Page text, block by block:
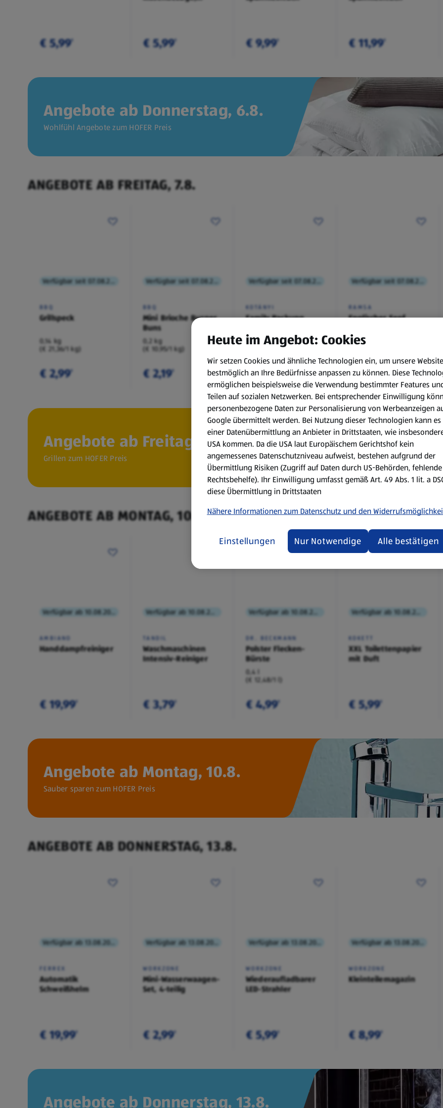
€ 5,99¹ € 5,99¹ € 9,99¹ € 11,99¹
Angebote ab Donnerstag, 6.8.
Wohlfühl Angebote zum HOFER Preis
ANGEBOTE AB FREITAG, 7.8.
BBQ
Grillspeck
0,14 kg
(€ 21,36/1 kg)
€ 2,99¹
BBQ
Mini Brioche Burger
Buns
0,2 kg
(€ 10,95/1 kg)
€ 2,19¹
KOTÁNYI
Family Packung,
Würzmischung
€ 2,49¹
RAMSA
Englischer Senf
0,1 kg
€ 0,99¹˒² € 1,29
Angebote ab Freitag, 7.8.
Grillen zum HOFER Preis
ANGEBOTE AB MONTAG, 10.8.
AMBIANO
Handdampfreiniger
€ 19,99¹
TANDIL
Waschmaschinen
Intensiv-Reiniger
€ 3,79¹
DR. BECKMANN
Polster Flecken-
Bürste
0,4 l
(€ 12,48/1 l)
€ 4,99¹
KOKETT
XXL Toilettenpapier
mit Duft
€ 5,99¹
Angebote ab Montag, 10.8.
Sauber sparen zum HOFER Preis
ANGEBOTE AB DONNERSTAG, 13.8.
FERREX
Automatik
Schweißhelm
€ 19,99¹
WORKZONE
Mini-Wasserwaagen-
Set, 4-teilig
€ 2,99¹
WORKZONE
Wiederaufladbarer
LED-Strahler
€ 5,99¹
WORKZONE
Kleinteilemagazin
€ 8,99¹
Angebote ab Donnerstag, 13.8.
Heute im Angebot: Cookies
Wir setzen Cookies und ähnliche Technologien ein, um unsere Website
bestmöglich an Ihre Bedürfnisse anpassen zu können. Diese
ermöglichen beispielsweise die Verwendung bestimmter Features
Teilen auf sozialen Netzwerken. Bei entsprechender Einwilligung
personenbezogene Daten zur Personalisierung von Werbeanzeigen
Google übermittelt werden. Bei Nutzung dieser Technologien kann es
einer Datenübermittlung an Anbieter in Drittstaaten, wie
USA kommen. Da die USA laut Europäischem Gerichtshof kein
angemessenes Datenschutzniveau aufweist, bestehen aufgrund der
Übermittlung Risiken (Zugriff auf Daten durch US-Behörden, fehlende
Rechtsbehelfe). Ihr Einwilligung umfasst gemäß Art. 49 Abs. 1 lit. a
diese Übermittlung in Drittstaaten
Nähere Informationen zum Datenschutz und den
Einstellungen Nur Notwendige Alle bestätigen